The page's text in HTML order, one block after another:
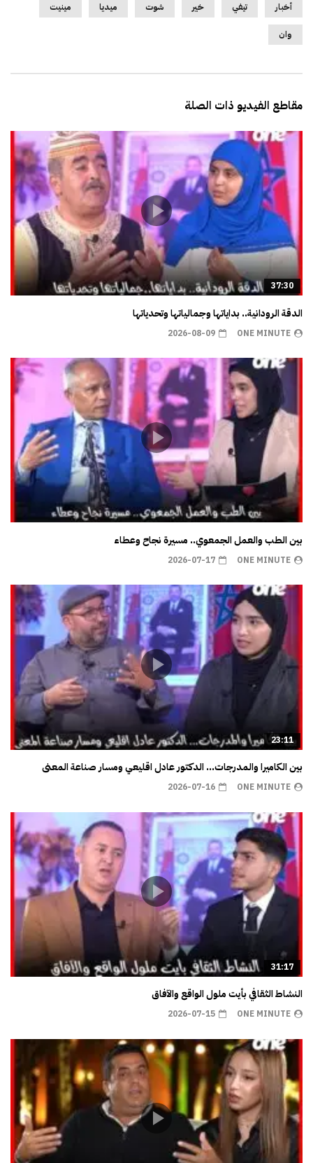
أخبار تيفي خير شوت ميديا مينيت
وان
مقاطع الفيديو ذات الصلة
37:30
الدقة الرودانية.. بداياتها وجمالياتها وتحدياتها
ONE MINUTE
2026-08-09
بين الطب والعمل الجمعوي.. مسيرة نجاح وعطاء
ONE MINUTE
2026-07-17
23:11
بين الكاميرا والمدرجات… الدكتور عادل اقليعي ومسار صناعة المعنى
ONE MINUTE
2026-07-16
31:17
النشاط الثقافي بأيت ملول الواقع والآفاق
ONE MINUTE
2026-07-15